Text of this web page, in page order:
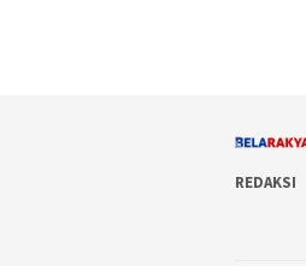
REDAKSI